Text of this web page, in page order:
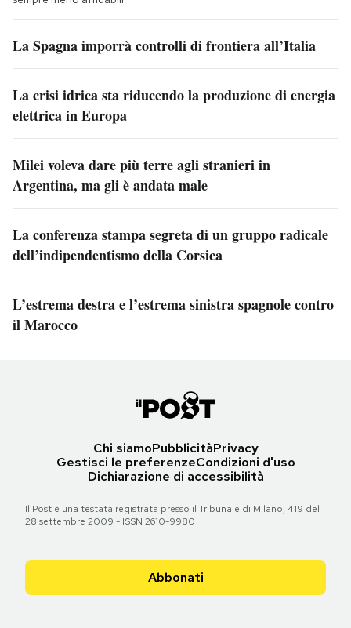
La Spagna imporrà controlli di frontiera all’Italia
La crisi idrica sta riducendo la produzione di energia
elettrica in Europa
Milei voleva dare più terre agli stranieri in
Argentina, ma gli è andata male
La conferenza stampa segreta di un gruppo radicale
dell’indipendentismo della Corsica
L’estrema destra e l’estrema sinistra spagnole contro
il Marocco
Chi siamoPubblicitàPrivacy
Gestisci le preferenzeCondizioni d'uso
Dichiarazione di accessibilità
Il Post è una testata registrata presso il Tribunale di Milano, 419 del
28 settembre 2009 - ISSN 2610-9980
Abbonati